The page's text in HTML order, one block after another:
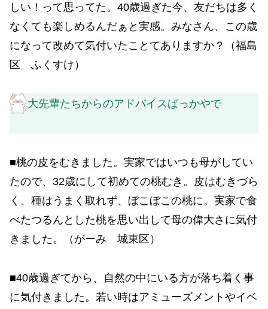
しい！って思ってた。40歳過ぎた今、友だちは多く
なくても楽しめるんだぁと実感。みなさん、この歳
になって改めて気付いたことてありますか？（福島
区 ふくすけ）
大先輩たちからのアドバイスばっかやで
■桃の皮をむきました。実家ではいつも母がしてい
たので、32歳にして初めての桃むき。皮はむきづら
く、種はうまく取れず、ぼこぼこの桃に。実家で食
べたつるんとした桃を思い出して母の偉大さに気付
きました。（がーみ 城東区）
■40歳過ぎてから、自然の中にいる方が落ち着く事
に気付きました。若い時はアミューズメントやイベ